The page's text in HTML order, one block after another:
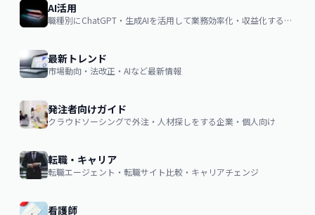
AI活用
職種別にChatGPT・生成AIを活用して業務効率化・収益化するノウハウ
最新トレンド
市場動向・法改正・AIなど最新情報
発注者向けガイド
クラウドソーシングで外注・人材探しをする企業・個人向け
転職・キャリア
転職エージェント・転職サイト比較・キャリアチェンジ
看護師